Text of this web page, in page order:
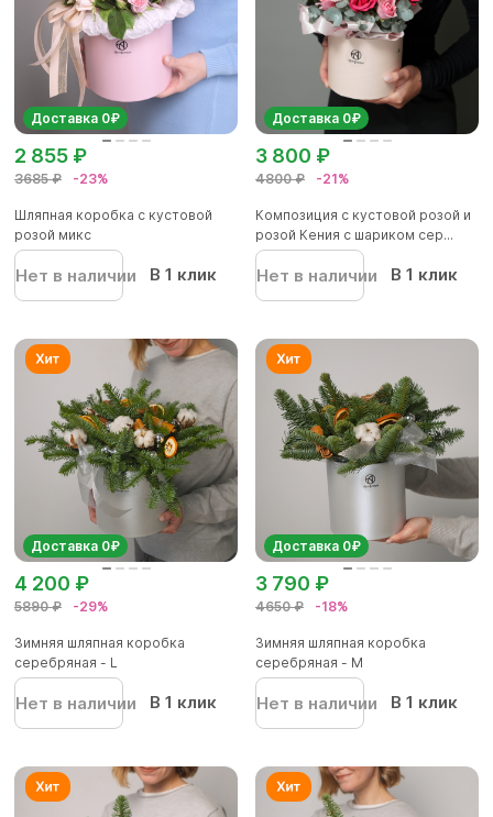
Доставка 0₽
3685 ₽ -23%
2 855 ₽
Шляпная коробка с кустовой
розой микс
Нет в наличии В 1 клик
Доставка 0₽
4800 ₽ -21%
3 800 ₽
Композиция с кустовой розой и
розой Кения с шариком сер...
Нет в наличии В 1 клик
Доставка 0₽
5890 ₽ -29%
4 200 ₽
Зимняя шляпная коробка
серебряная - L
Нет в наличии В 1 клик
Доставка 0₽
4650 ₽ -18%
3 790 ₽
Зимняя шляпная коробка
серебряная - М
Нет в наличии В 1 клик